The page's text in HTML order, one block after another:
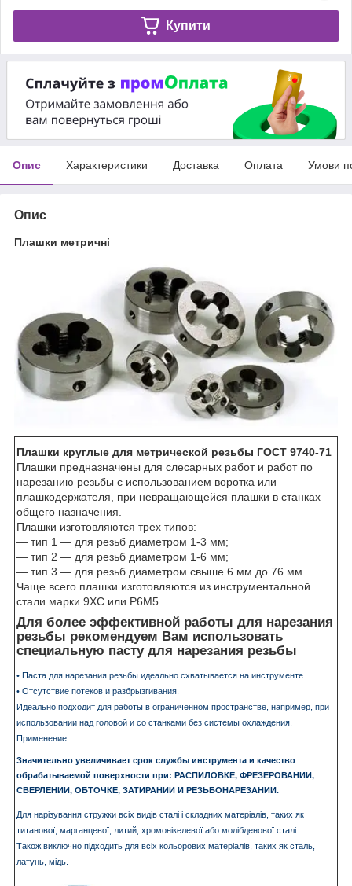
Купити
Опис Характеристики Доставка Оплата Умови
Опис
Плашки метричні
Плашки круглые для метрической резьбы ГОСТ 9740-71
Плашки предназначены для слесарных работ и работ по
нарезанию резьбы с использованием воротка или
плашкодержателя, при невращающейся плашки в станках
общего назначения.
Плашки изготовляются трех типов:
― тип 1 ― для резьб диаметром 1-3 мм;
― тип 2 ― для резьб диаметром 1-6 мм;
― тип 3 ― для резьб диаметром свыше 6 мм до 76 мм.
Чаще всего плашки изготовляются из инструментальной
стали марки 9ХС или Р6М5
Для более эффективной работы для нарезания
резьбы рекомендуем Вам использовать
специальную пасту для нарезания резьбы
• Паста для нарезания резьбы идеально схватывается на инструменте.
• Отсутствие потеков и разбрызгивания.
Идеально подходит для работы в ограниченном пространстве, например, при
использовании над головой и со станками без системы охлаждения.
Применение:
Значительно увеличивает срок службы инструмента и качество
обрабатываемой поверхности при: РАСПИЛОВКЕ, ФРЕЗЕРОВАНИИ,
СВЕРЛЕНИИ, ОБТОЧКЕ, ЗАТИРАНИИ И РЕЗЬБОНАРЕЗАНИИ.
Для нарізування стружки всіх видів сталі і складних матеріалів, таких як
титанової, марганцевої, литий, хромонікелевої або молібденової сталі.
Також виключно підходить для всіх кольорових матеріалів, таких як сталь,
латунь, мідь.